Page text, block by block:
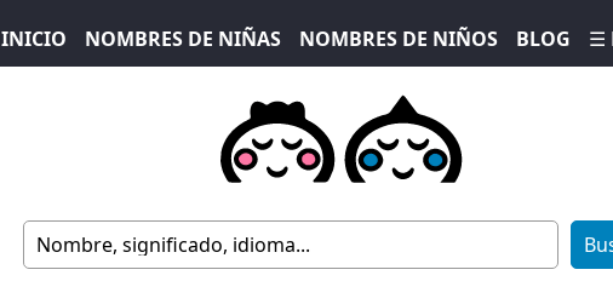
INICIO NOMBRES DE NIÑAS NOMBRES DE NIÑOS BLOG ☰